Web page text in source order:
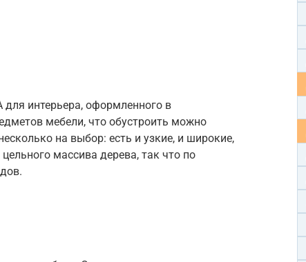
интерьера, оформленного в
мебели, что обустроить можно
на выбор: есть и узкие, и широкие,
массива дерева, так что по